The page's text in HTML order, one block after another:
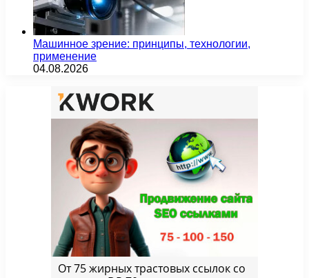
Машинное зрение: принципы, технологии,
применение
04.08.2026